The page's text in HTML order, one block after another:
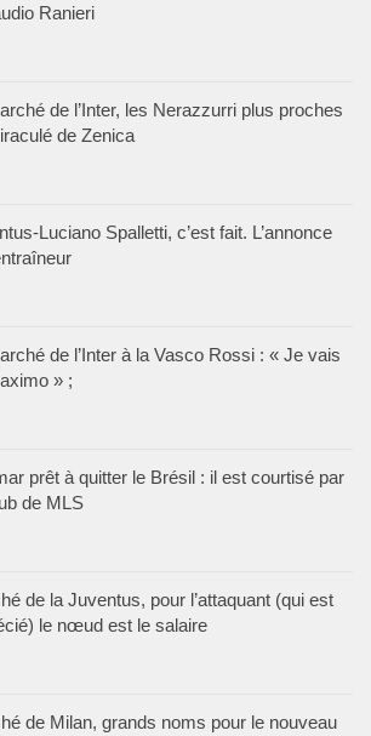
Ranieri
de l’Inter, les Nerazzurri plus proches
de Zenica
Luciano Spalletti, c’est fait. L’annonce
de l’Inter à la Vasco Rossi : « Je vais
» ;
prêt à quitter le Brésil : il est courtisé par
de MLS
de la Juventus, pour l’attaquant (qui est
le nœud est le salaire
de Milan, grands noms pour le nouveau